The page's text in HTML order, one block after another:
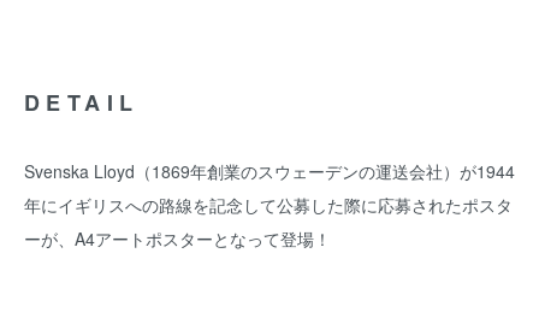
DETAIL
Svenska Lloyd（1869年創業のスウェーデンの運送会社）が1944
年にイギリスへの路線を記念して公募した際に応募されたポスタ
ーが、A4アートポスターとなって登場！